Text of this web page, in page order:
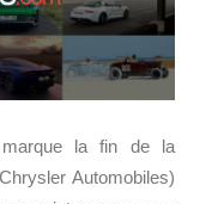
la fin de la
Automobiles)